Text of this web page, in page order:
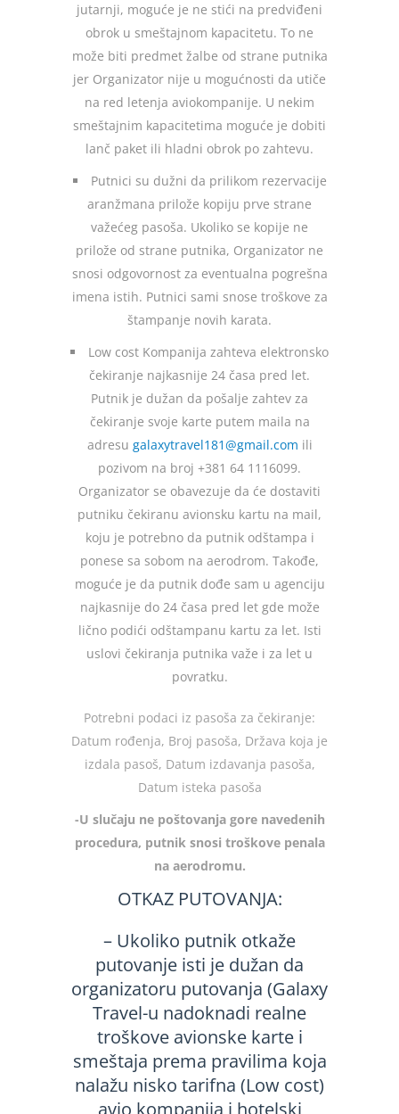
jutarnji, moguće je ne stići na predviđeni
obrok u smeštajnom kapacitetu. To ne
može biti predmet žalbe od strane putnika
jer Organizator nije u mogućnosti da utiče
na red letenja aviokompanije. U nekim
smeštajnim kapacitetima moguće je dobiti
lanč paket ili hladni obrok po zahtevu.
Putnici su dužni da prilikom rezervacije
aranžmana prilože kopiju prve strane
važećeg pasoša. Ukoliko se kopije ne
prilože od strane putnika, Organizator ne
snosi odgovornost za eventualna pogrešna
imena istih. Putnici sami snose troškove za
štampanje novih karata.
Low cost Kompanija zahteva elektronsko
čekiranje najkasnije 24 časa pred let.
Putnik je dužan da pošalje zahtev za
čekiranje svoje karte putem maila na
adresu galaxytravel181@gmail.com ili
pozivom na broj +381 64 1116099.
Organizator se obavezuje da će dostaviti
putniku čekiranu avionsku kartu na mail,
koju je potrebno da putnik odštampa i
ponese sa sobom na aerodrom. Takođe,
moguće je da putnik dođe sam u agenciju
najkasnije do 24 časa pred let gde može
lično podići odštampanu kartu za let. Isti
uslovi čekiranja putnika važe i za let u
povratku.
Potrebni podaci iz pasoša za čekiranje:
Datum rođenja, Broj pasoša, Država koja je
izdala pasoš, Datum izdavanja pasoša,
Datum isteka pasoša
-U slučaju ne poštovanja gore navedenih
procedura, putnik snosi troškove penala
na aerodromu.
OTKAZ PUTOVANJA:
– Ukoliko putnik otkaže
putovanje isti je dužan da
organizatoru putovanja (Galaxy
Travel-u nadoknadi realne
troškove avionske karte i
smeštaja prema pravilima koja
nalažu nisko tarifna (Low cost)
avio kompanija i hotelski